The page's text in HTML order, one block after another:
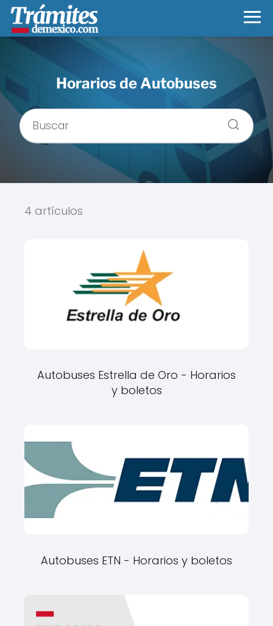
Horarios de Autobuses
4 artículos
Autobuses Estrella de Oro - Horarios
y boletos
Autobuses ETN - Horarios y boletos